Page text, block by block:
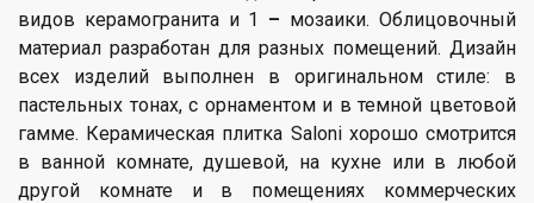
видов керамогранита и 1 – мозаики. Облицовочный
материал разработан для разных помещений. Дизайн
всех изделий выполнен в оригинальном стиле: в
пастельных тонах, с орнаментом и в темной цветовой
гамме. Керамическая плитка Saloni хорошо смотрится
в ванной комнате, душевой, на кухне или в любой
другой комнате и в помещениях коммерческих